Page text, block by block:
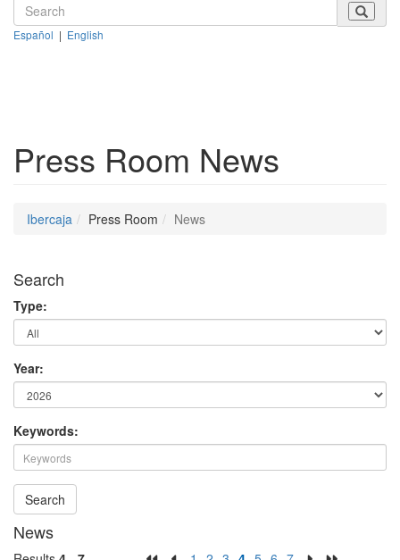
Español | English
Press Room News
Ibercaja Press Room News
Search
Type:
Year:
Keywords:
Search
News